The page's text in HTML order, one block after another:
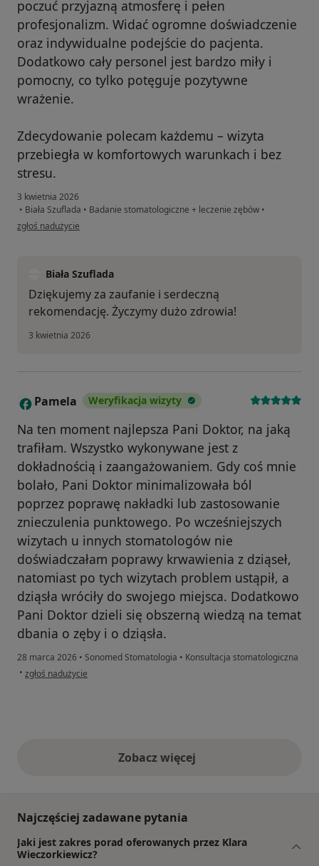
poczuć przyjazną atmosferę i pełen
profesjonalizm. Widać ogromne doświadczenie
oraz indywidualne podejście do pacjenta.
Dodatkowo cały personel jest bardzo miły i
pomocny, co tylko potęguje pozytywne
wrażenie.
Zdecydowanie polecam każdemu – wizyta
przebiegła w komfortowych warunkach i bez
stresu.
3 kwietnia 2026
• Biała Szuflada • Badanie stomatologiczne + leczenie zębów •
w opinii użytkownika Dominika
zgłoś nadużycie
Biała Szuflada
Dziękujemy za zaufanie i serdeczną
rekomendację. Życzymy dużo zdrowia!
3 kwietnia 2026
P Pamela Weryfikacja wizyty
Na ten moment najlepsza Pani Doktor, na jaką
trafiłam. Wszystko wykonywane jest z
dokładnością i zaangażowaniem. Gdy coś mnie
bolało, Pani Doktor minimalizowała ból
poprzez poprawę nakładki lub zastosowanie
znieczulenia punktowego. Po wcześniejszych
wizytach u innych stomatologów nie
doświadczałam poprawy krwawienia z dziąseł,
natomiast po tych wizytach problem ustąpił, a
dziąsła wróciły do swojego miejsca. Dodatkowo
Pani Doktor dzieli się obszerną wiedzą na temat
dbania o zęby i o dziąsła.
28 marca 2026 • Sonomed Stomatologia • Konsultacja stomatologiczna
• w opinii użytkownika Pamela
zgłoś nadużycie
Zobacz więcejopinie powyżej
Najczęściej zadawane pytania
Jaki jest zakres porad oferowanych przez Klara
Wieczorkiewicz?